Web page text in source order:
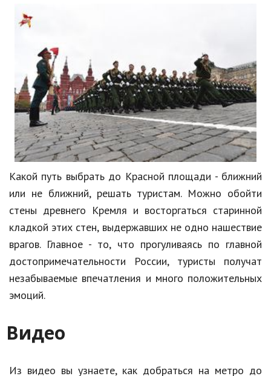
Какой путь выбрать до Красной площади - ближний
или не ближний, решать туристам. Можно обойти
стены древнего Кремля и восторгаться старинной
кладкой этих стен, выдержавших не одно нашествие
врагов. Главное - то, что прогуливаясь по главной
достопримечательности России, туристы получат
незабываемые впечатления и много положительных
эмоций.
Видео
Из видео вы узнаете, как добраться на метро до